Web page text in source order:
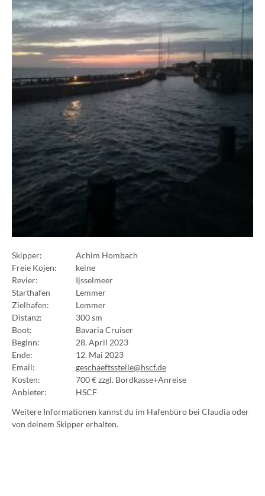
Skipper:
Achim Hombach
Freie Kojen:
keine
Revier:
Ijsselmeer
Starthafen
Lemmer
Zielhafen:
Lemmer
Distanz:
300 sm
Boot:
Bavaria Cruiser
Beginn:
28. April 2023
Ende:
12. Mai 2023
Email:
geschaeftsstelle@hscf.de
Kosten:
700 € zzgl. Bordkasse+Anreise
Anbieter:
HSCF
Weitere Informationen kannst du im Hafenbüro bei Claudia oder
von deinem Skipper erhalten.